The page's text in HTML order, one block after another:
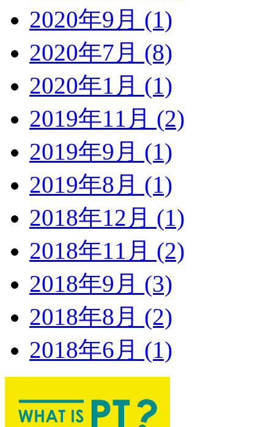
2020年9月 (1)
2020年7月 (8)
2020年1月 (1)
2019年11月 (2)
2019年9月 (1)
2019年8月 (1)
2018年12月 (1)
2018年11月 (2)
2018年9月 (3)
2018年8月 (2)
2018年6月 (1)